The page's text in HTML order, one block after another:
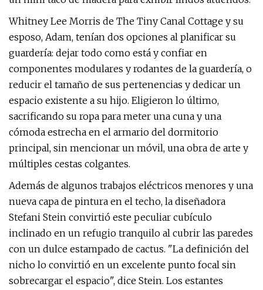
Whitney Lee Morris de The Tiny Canal Cottage y su
esposo, Adam, tenían dos opciones al planificar su
guardería: dejar todo como está y confiar en
componentes modulares y rodantes de la guardería, o
reducir el tamaño de sus pertenencias y dedicar un
espacio existente a su hijo. Eligieron lo último,
sacrificando su ropa para meter una cuna y una
cómoda estrecha en el armario del dormitorio
principal, sin mencionar un móvil, una obra de arte y
múltiples cestas colgantes.
Además de algunos trabajos eléctricos menores y una
nueva capa de pintura en el techo, la diseñadora
Stefani Stein convirtió este peculiar cubículo
inclinado en un refugio tranquilo al cubrir las paredes
con un dulce estampado de cactus. "La definición del
nicho lo convirtió en un excelente punto focal sin
sobrecargar el espacio", dice Stein. Los estantes